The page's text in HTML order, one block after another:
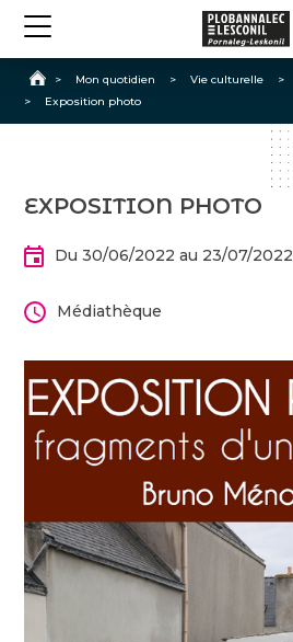
Accueil
> Mon quotidien > Vie culturelle >
>
Exposition photo
EXPOSITION PHOTO
Du 30/06/2022 au 23/07/2022
Médiathèque